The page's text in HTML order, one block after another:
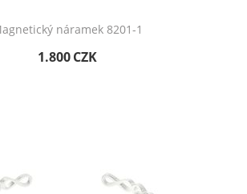
náramek 8201-1
1.800CZK